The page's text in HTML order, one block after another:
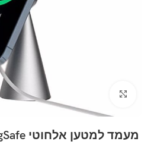
מעמד למטען אלחוטי MagSafe מסתובב 360